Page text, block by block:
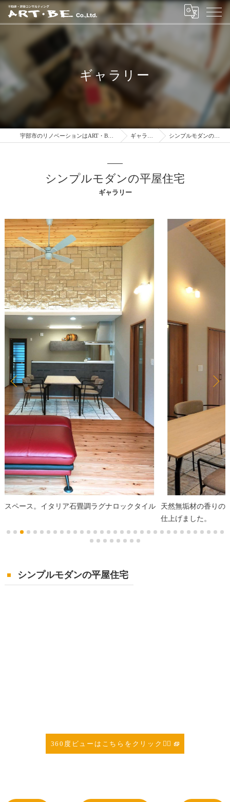
ギャラリー
宇部市のリノベーションはART・BE株式会社 ギャラリー シンプルモダンの平屋住宅
ギャラリー
シンプルモダンの平屋住宅
天然無垢材の香りのするリビング。内装には意匠性の高い塗り壁に
シンプルモダンの平屋住宅
360度ビューはこちらをクリック👆🏼